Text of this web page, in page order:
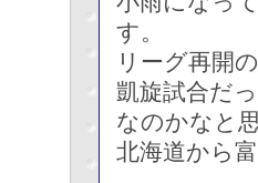
す。
リーグ再開
凱旋試合だ
なのかなと
北海道から